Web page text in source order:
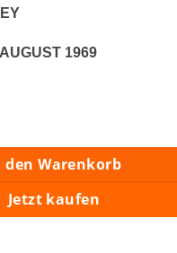
1969
Menge
den Warenkorb
Jetzt kaufen